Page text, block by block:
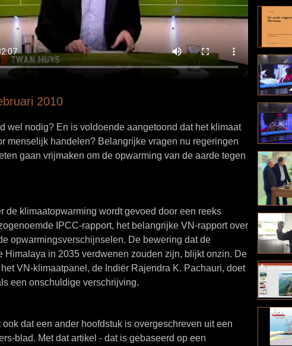
2010
wel nodig? En is voldoende aangetoond dat het klimaat
menselijk handelen? Belangrijke vragen nu regeringen
gaan vrijmaken om de opwarming van de aarde tegen
de klimaatopwarming wordt gevoed door een reeks
IPCC-rapport, het belangrijke VN-rapport over
opwarmingsverschijnselen. De bewering dat de
Himalaya in 2035 verdwenen zouden zijn, blijkt onzin. De
VN-klimaatpanel, de Indiër Rajendra K. Pachauri, doet
een onschuldige verschrijving.
ook dat een ander hoofdstuk is overgeschreven uit een
blad. Met dat artikel - dat is gebaseerd op een